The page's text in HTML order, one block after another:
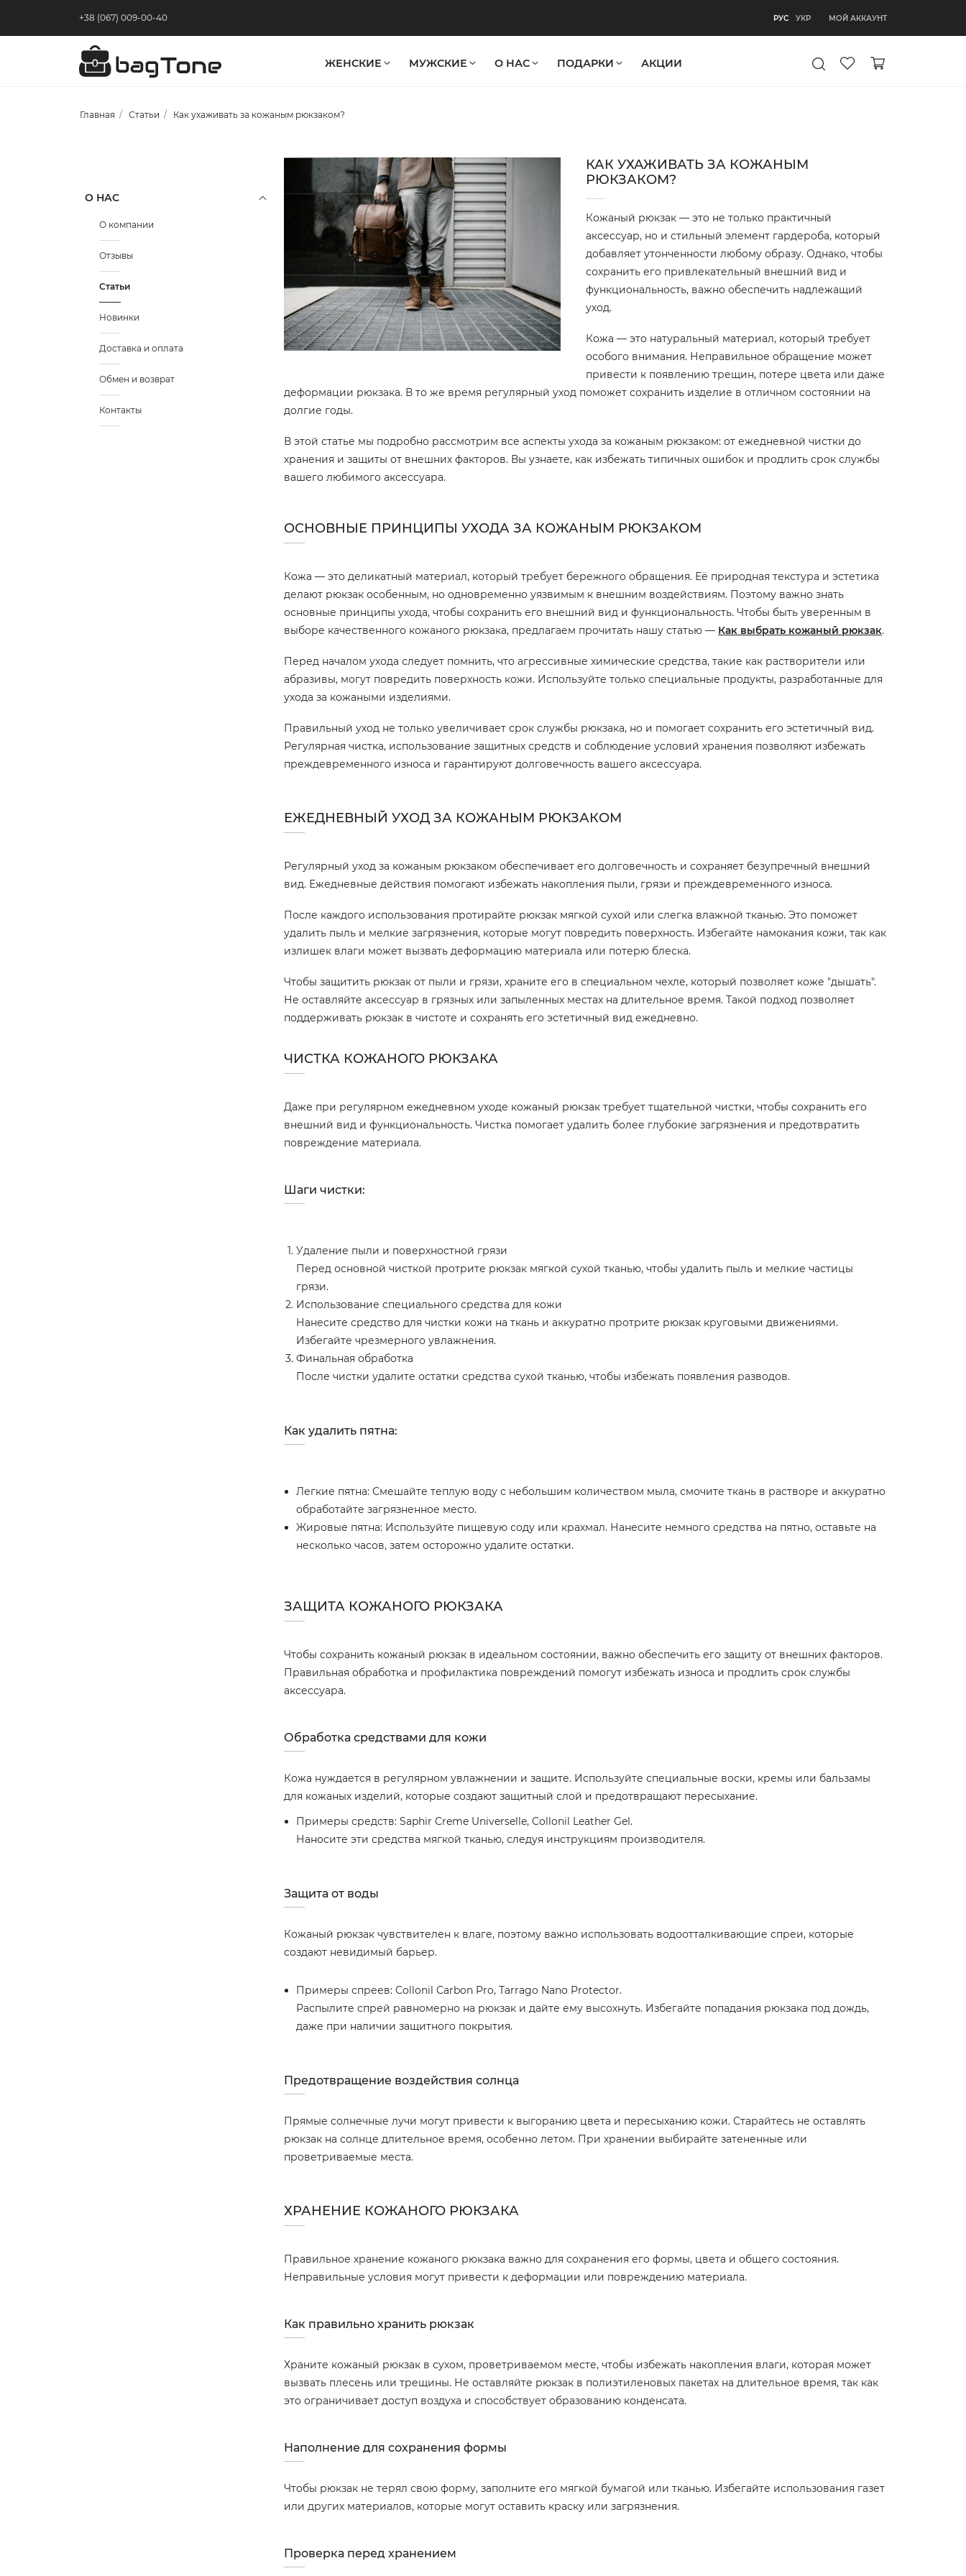
+38 (067) 009-00-40 РУС УКР МОЙ АККАУНТ
ЖЕНСКИЕ МУЖСКИЕ АКЦИИ
О НАС ПОДАРКИ
Главная Статьи Как ухаживать за кожаным рюкзаком?
О НАС
О компании
Обмен и возврат
Доставка и оплата
Контакты
Новинки
Статьи
Отзывы
КАК УХАЖИВАТЬ ЗА КОЖАНЫМ
РЮКЗАКОМ?
Кожаный рюкзак — это не только практичный
аксессуар, но и стильный элемент гардероба, который
добавляет утонченности любому образу. Однако, чтобы
сохранить его привлекательный внешний вид и
функциональность, важно обеспечить надлежащий
уход.
Кожа — это натуральный материал, который требует
особого внимания. Неправильное обращение может
привести к появлению трещин, потере цвета или даже
деформации рюкзака. В то же время регулярный уход поможет сохранить изделие в отличном состоянии на
долгие годы.
В этой статье мы подробно рассмотрим все аспекты ухода за кожаным рюкзаком: от ежедневной чистки до
хранения и защиты от внешних факторов. Вы узнаете, как избежать типичных ошибок и продлить срок службы
вашего любимого аксессуара.
ОСНОВНЫЕ ПРИНЦИПЫ УХОДА ЗА КОЖАНЫМ РЮКЗАКОМ
Кожа — это деликатный материал, который требует бережного обращения. Её природная текстура и эстетика
делают рюкзак особенным, но одновременно уязвимым к внешним воздействиям. Поэтому важно знать
основные принципы ухода, чтобы сохранить его внешний вид и функциональность. Чтобы быть уверенным в
выборе качественного кожаного рюкзака, предлагаем прочитать нашу статью — Как выбрать кожаный рюкзак.
Перед началом ухода следует помнить, что агрессивные химические средства, такие как растворители или
абразивы, могут повредить поверхность кожи. Используйте только специальные продукты, разработанные для
ухода за кожаными изделиями.
Правильный уход не только увеличивает срок службы рюкзака, но и помогает сохранить его эстетичный вид.
Регулярная чистка, использование защитных средств и соблюдение условий хранения позволяют избежать
преждевременного износа и гарантируют долговечность вашего аксессуара.
ЕЖЕДНЕВНЫЙ УХОД ЗА КОЖАНЫМ РЮКЗАКОМ
Регулярный уход за кожаным рюкзаком обеспечивает его долговечность и сохраняет безупречный внешний
вид. Ежедневные действия помогают избежать накопления пыли, грязи и преждевременного износа.
После каждого использования протирайте рюкзак мягкой сухой или слегка влажной тканью. Это поможет
удалить пыль и мелкие загрязнения, которые могут повредить поверхность. Избегайте намокания кожи, так как
излишек влаги может вызвать деформацию материала или потерю блеска.
Чтобы защитить рюкзак от пыли и грязи, храните его в специальном чехле, который позволяет коже "дышать".
Не оставляйте аксессуар в грязных или запыленных местах на длительное время. Такой подход позволяет
поддерживать рюкзак в чистоте и сохранять его эстетичный вид ежедневно.
ЧИСТКА КОЖАНОГО РЮКЗАКА
Даже при регулярном ежедневном уходе кожаный рюкзак требует тщательной чистки, чтобы сохранить его
внешний вид и функциональность. Чистка помогает удалить более глубокие загрязнения и предотвратить
повреждение материала.
Шаги чистки:
Удаление пыли и поверхностной грязи
Перед основной чисткой протрите рюкзак мягкой сухой тканью, чтобы удалить пыль и мелкие частицы
грязи.
Использование специального средства для кожи
Нанесите средство для чистки кожи на ткань и аккуратно протрите рюкзак круговыми движениями.
Избегайте чрезмерного увлажнения.
Финальная обработка
После чистки удалите остатки средства сухой тканью, чтобы избежать появления разводов.
Как удалить пятна:
Легкие пятна: Смешайте теплую воду с небольшим количеством мыла, смочите ткань в растворе и аккуратно
обработайте загрязненное место.
Жировые пятна: Используйте пищевую соду или крахмал. Нанесите немного средства на пятно, оставьте на
несколько часов, затем осторожно удалите остатки.
ЗАЩИТА КОЖАНОГО РЮКЗАКА
Чтобы сохранить кожаный рюкзак в идеальном состоянии, важно обеспечить его защиту от внешних факторов.
Правильная обработка и профилактика повреждений помогут избежать износа и продлить срок службы
аксессуара.
Обработка средствами для кожи
Кожа нуждается в регулярном увлажнении и защите. Используйте специальные воски, кремы или бальзамы
для кожаных изделий, которые создают защитный слой и предотвращают пересыхание.
Примеры средств: Saphir Creme Universelle, Collonil Leather Gel.
Наносите эти средства мягкой тканью, следуя инструкциям производителя.
Защита от воды
Кожаный рюкзак чувствителен к влаге, поэтому важно использовать водоотталкивающие спреи, которые
создают невидимый барьер.
Примеры спреев: Collonil Carbon Pro, Tarrago Nano Protector.
Распылите спрей равномерно на рюкзак и дайте ему высохнуть. Избегайте попадания рюкзака под дождь,
даже при наличии защитного покрытия.
Предотвращение воздействия солнца
Прямые солнечные лучи могут привести к выгоранию цвета и пересыханию кожи. Старайтесь не оставлять
рюкзак на солнце длительное время, особенно летом. При хранении выбирайте затененные или
проветриваемые места.
ХРАНЕНИЕ КОЖАНОГО РЮКЗАКА
Правильное хранение кожаного рюкзака важно для сохранения его формы, цвета и общего состояния.
Неправильные условия могут привести к деформации или повреждению материала.
Как правильно хранить рюкзак
Храните кожаный рюкзак в сухом, проветриваемом месте, чтобы избежать накопления влаги, которая может
вызвать плесень или трещины. Не оставляйте рюкзак в полиэтиленовых пакетах на длительное время, так как
это ограничивает доступ воздуха и способствует образованию конденсата.
Наполнение для сохранения формы
Чтобы рюкзак не терял свою форму, заполните его мягкой бумагой или тканью. Избегайте использования газет
или других материалов, которые могут оставить краску или загрязнения.
Проверка перед хранением